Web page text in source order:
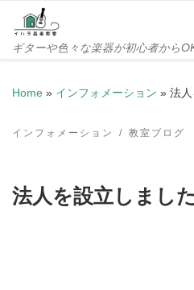
Skip to content
ギターや色々な楽器が初心者から
Home » インフォメーション » 法人
インフォメーション 教室ブログ
法人を設立しました